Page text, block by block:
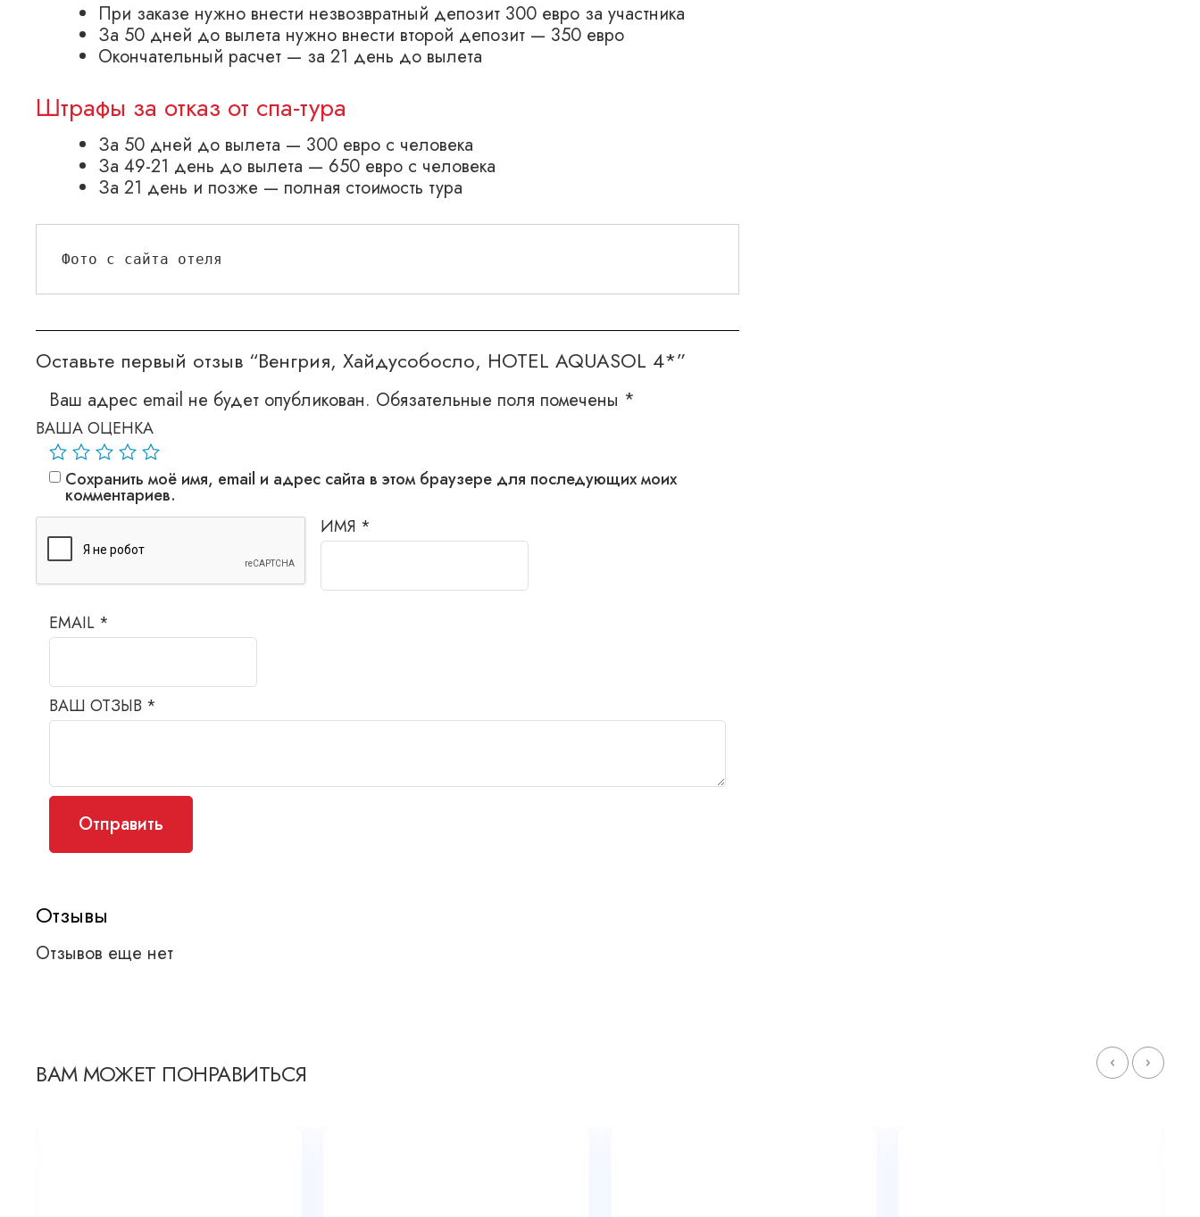
При заказе нужно внести незвозвратный депозит 300 евро за участника
За 50 дней до вылета нужно внести второй депозит — 350 евро
Окончательный расчет — за 21 день до вылета
Штрафы за отказ от спа-тура
За 50 дней до вылета — 300 евро с человека
За 49-21 день до вылета — 650 евро с человека
За 21 день и позже — полная стоимость тура
Фото с сайта отеля
Отзывы
Отзывов еще нет
Оставьте первый отзыв “Венгрия, Хайдусобосло, HOTEL AQUASOL 4*”
Ваш адрес email не будет опубликован. Обязательные поля помечены *
ВАША ОЦЕНКА
ВАШ ОТЗЫВ *
ИМЯ *
EMAIL *
Сохранить моё имя, email и адрес сайта в этом браузере для последующих моих
комментариев.
ВАМ МОЖЕТ ПОНРАВИТЬСЯ